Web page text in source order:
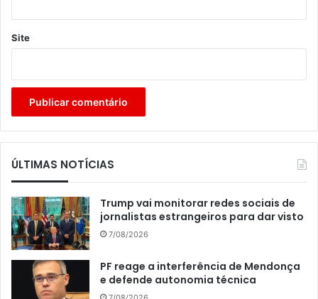
Site
ÚLTIMAS NOTÍCIAS
Trump vai monitorar redes sociais de
jornalistas estrangeiros para dar visto
7/08/2026
PF reage a interferência de Mendonça
e defende autonomia técnica